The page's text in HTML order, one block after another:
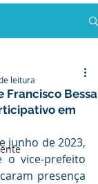
Francisco Bessa
em
leitura
junho de 2023,
o vice-prefeito
presença